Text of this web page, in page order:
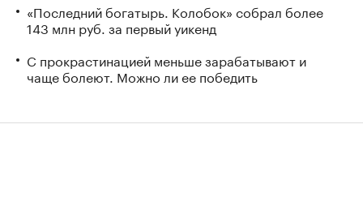
«Последний богатырь. Колобок» собрал более
143 млн руб. за первый уикенд
С прокрастинацией меньше зарабатывают и
чаще болеют. Можно ли ее победить